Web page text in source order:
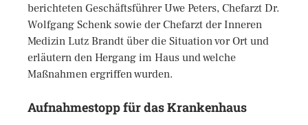
berichteten Geschäftsführer Uwe Peters, Chefarzt Dr.
Wolfgang Schenk sowie der Chefarzt der Inneren
Medizin Lutz Brandt über die Situation vor Ort und
erläutern den Hergang im Haus und welche
Maßnahmen ergriffen wurden.
Aufnahmestopp für das Krankenhaus